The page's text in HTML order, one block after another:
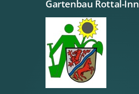
Gartenbau Rottal-Inn